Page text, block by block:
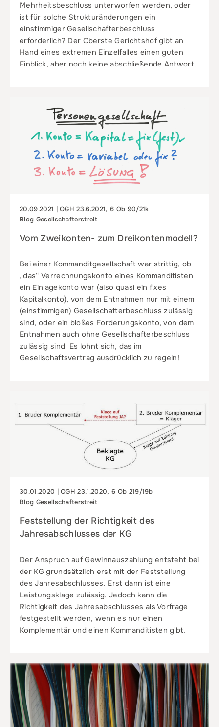
Mehrheitsbeschluss unterworfen werden, oder
ist für solche Strukturänderungen ein
einstimmiger Gesellschafterbeschluss
erforderlich? Der Oberste Gerichtshof gibt an
Hand eines extremen Einzelfalles einen guten
Einblick, aber noch keine abschließende Antwort.
20.09.2021 | OGH 23.6.2021, 6 Ob 90/21k
Blog Gesellschafterstreit
Vom Zweikonten- zum Dreikontenmodell?
Bei einer Kommanditgesellschaft war strittig, ob
„das“ Verrechnungskonto eines Kommanditisten
ein Einlagekonto war (also quasi ein fixes
Kapitalkonto), von dem Entnahmen nur mit einem
(einstimmigen) Gesellschafterbeschluss zulässig
sind, oder ein bloßes Forderungskonto, von dem
Entnahmen auch ohne Gesellschafterbeschluss
zulässig sind. Es lohnt sich, das im
Gesellschaftsvertrag ausdrücklich zu regeln!
30.01.2020 | OGH 23.1.2020, 6 Ob 219/19b
Blog Gesellschafterstreit
Feststellung der Richtigkeit des
Jahresabschlusses der KG
Der Anspruch auf Gewinnauszahlung entsteht bei
der KG grundsätzlich erst mit der Feststellung
des Jahresabschlusses. Erst dann ist eine
Leistungsklage zulässig. Jedoch kann die
Richtigkeit des Jahresabschlusses als Vorfrage
festgestellt werden, wenn es nur einen
Komplementär und einen Kommanditisten gibt.